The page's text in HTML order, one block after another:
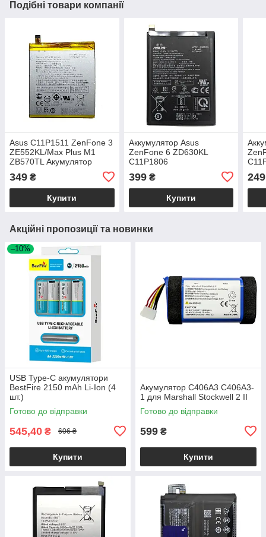
Подібні товари компанії
Asus C11P1511 ZenFone 3
ZE552KL/Max Plus M1
ZB570TL Акумулятор
349 ₴
Купити
Аккумулятор Asus
ZenFone 6 ZD630KL
C11P1806
399₴
Купити
249
Акційні пропозиції та новинки
–10%
USB Type-C акумулятори
BestFire 2150 mAh Li-Ion (4
шт.)
Готово до відправки
545,40 ₴ 606 ₴
Купити
Акумулятор C406A3 C406A3-
1 для Marshall Stockwell 2 II
Готово до відправки
599 ₴
Купити